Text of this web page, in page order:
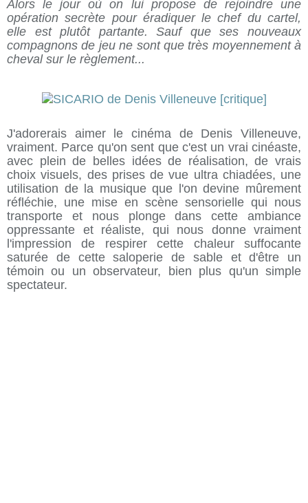
Alors le jour où on lui propose de rejoindre une
opération secrète pour éradiquer le chef du cartel,
elle est plutôt partante. Sauf que ses nouveaux
compagnons de jeu ne sont que très moyennement à
cheval sur le règlement...
J'adorerais aimer le cinéma de Denis Villeneuve,
vraiment. Parce qu'on sent que c'est un vrai cinéaste,
avec plein de belles idées de réalisation, de vrais
choix visuels, des prises de vue ultra chiadées, une
utilisation de la musique que l'on devine mûrement
réfléchie, une mise en scène sensorielle qui nous
transporte et nous plonge dans cette ambiance
oppressante et réaliste, qui nous donne vraiment
l'impression de respirer cette chaleur suffocante
saturée de cette saloperie de sable et d'être un
témoin ou un observateur, bien plus qu'un simple
spectateur.